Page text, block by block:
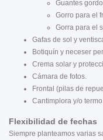
Guantes
Gorro para el
Gorra para el
Gafas de sol y
Botiquín y neceser
Crema solar y
Cámara de fotos.
Frontal (pilas de
Cantimplora y/o
Flexibilidad de fechas
Siempre planteamos varias